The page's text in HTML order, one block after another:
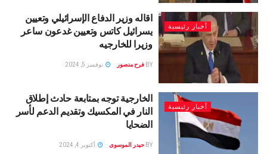
أخبار رئيسية
اقاله وزير الدفاع الإسرائيلي وتعيين
يسرائيل كاتس وتعيين غدعون ساعر
وزيرا للخارجيه
BY فرح منصور نوفمبر 5, 2024
أخبار رئيسية
الخارجية توجه بمتابعة حادث إطلاق
النار في المكسيك وتقديم الدعم لأسر
الضحايا
BY حيدر الموسوى أكتوبر 4, 2024